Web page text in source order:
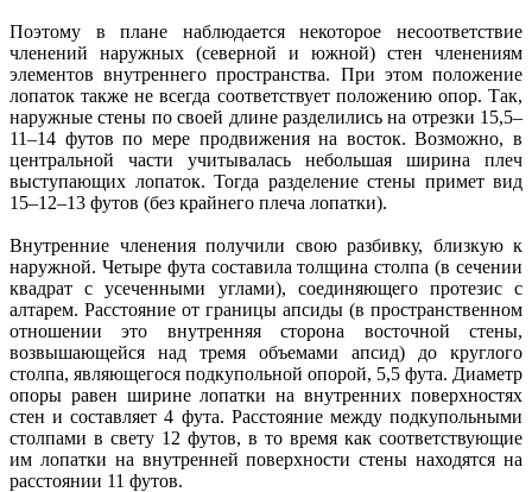
Поэтому в плане наблюдается некоторое несоответствие
членений наружных (северной и южной) стен членениям
элементов внутреннего пространства. При этом положение
лопаток также не всегда соответствует положению опор. Так,
наружные стены по своей длине разделились на отрезки 15,5–
11–14 футов по мере продвижения на восток. Возможно, в
центральной части учитывалась небольшая ширина плеч
выступающих лопаток. Тогда разделение стены примет вид
15–12–13 футов (без крайнего плеча лопатки).
Внутренние членения получили свою разбивку, близкую к
наружной. Четыре фута составила толщина столпа (в сечении
квадрат с усеченными углами), соединяющего протезис с
алтарем. Расстояние от границы апсиды (в пространственном
отношении это внутренняя сторона восточной стены,
возвышающейся над тремя объемами апсид) до круглого
столпа, являющегося подкупольной опорой, 5,5 фута. Диаметр
опоры равен ширине лопатки на внутренних поверхностях
стен и составляет 4 фута. Расстояние между подкупольными
столпами в свету 12 футов, в то время как соответствующие
им лопатки на внутренней поверхности стены находятся на
расстоянии 11 футов.